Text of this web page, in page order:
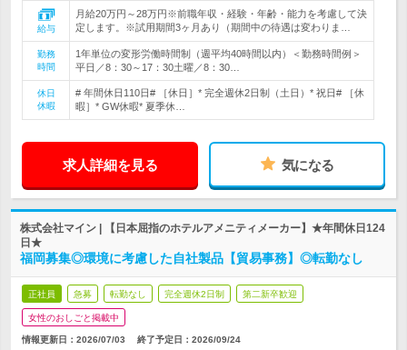
給与
月給20万円～28万円※前職年収・経験・年齢・能力を考慮して決
定します。※試用期間3ヶ月あり（期間中の待遇は変わりま…
勤務
時間
1年単位の変形労働時間制（週平均40時間以内）＜勤務時間例＞
平日／8：30～17：30土曜／8：30…
休日
休暇
# 年間休日110日# ［休日］* 完全週休2日制（土日）* 祝日# ［休
暇］* GW休暇* 夏季休…
求人詳細を見る 気になる
株式会社マイン | 【日本屈指のホテルアメニティメーカー】★年間休日124
日★
福岡募集◎環境に考慮した自社製品【貿易事務】◎転勤なし
正社員 急募 転勤なし 完全週休2日制 第二新卒歓迎
女性のおしごと掲載中
情報更新日：2026/07/03 終了予定日： 2026/09/24